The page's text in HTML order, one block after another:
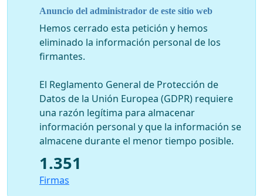
hincapié en que Gregorian Bivolaru NO ha realizado de
ninguna manera algún requisito por el cual debería ser
incluido en la lista de Europol.. Los policías Enfast en
Rumania, simplemente forzaron los cargos contra
respecta a su derecho institucional para utilizar el sitio
Europol.
También me gustaría recordar a todos de la existencia
de la más reciente decisión de la Corte, emitida por el
Tribunal en Cluj en febrero de 2015. En concreto, tras el
Anuncio del administrador de este sitio web
Hemos cerrado esta petición y hemos
eliminado la información personal de los
firmantes.
El Reglamento General de Protección de
Datos de la Unión Europea (GDPR) requiere
una razón legítima para almacenar
información personal y que la información se
almacene durante el menor tiempo posible.
1.351
Firmas